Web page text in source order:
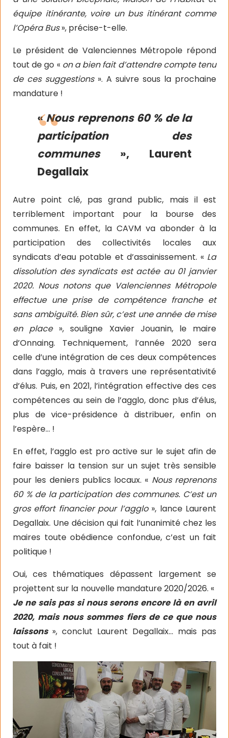
équipe itinérante, voire un bus itinérant comme
l’Opéra Bus», précise-t-elle.
Le président de Valenciennes Métropole répond
tout de go « on a bien fait d’attendre compte tenu
de ces suggestions». A suivre sous la prochaine
mandature !
«Nous reprenons 60 % de la
participation des
communes », Laurent
Degallaix
Autre point clé, pas grand public, mais il est
terriblement important pour la bourse des
communes. En effet, la CAVM va abonder à la
participation des collectivités locales aux
syndicats d’eau potable et d’assainissement. « La
dissolution des syndicats est actée au 01 janvier
2020. Nous notons que Valenciennes Métropole
effectue une prise de compétence franche et
sans ambiguïté. Bien sûr, c’est une année de mise
en place », souligne Xavier Jouanin, le maire
d’Onnaing. Techniquement, l’année 2020 sera
celle d’une intégration de ces deux compétences
dans l’agglo, mais à travers une représentativité
d’élus. Puis, en 2021, l’intégration effective des ces
compétences au sein de l’agglo, donc plus d’élus,
plus de vice-présidence à distribuer, enfin on
l’espère… !
En effet, l’agglo est pro active sur le sujet afin de
faire baisser la tension sur un sujet très sensible
pour les deniers publics locaux. « Nous reprenons
60 % de la participation des communes. C’est un
gros effort financier pour l’agglo», lance Laurent
Degallaix. Une décision qui fait l’unanimité chez les
maires toute obédience confondue, c’est un fait
politique !
Oui, ces thématiques dépassent largement se
projettent sur la nouvelle mandature 2020/2026. «
Je ne sais pas si nous serons encore là en avril
2020, mais nous sommes fiers de ce que nous
laissons », conclut Laurent Degallaix… mais pas
tout à fait !